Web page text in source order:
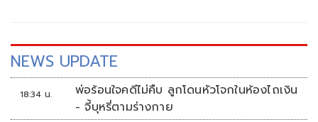
NEWS UPDATE
18:34 น.
พ่อร้อนใจคดีไม่คืบ ลูกโดนหัวโจกในห้องไถเงิน
- จี้บุหรี่ตามร่างกาย